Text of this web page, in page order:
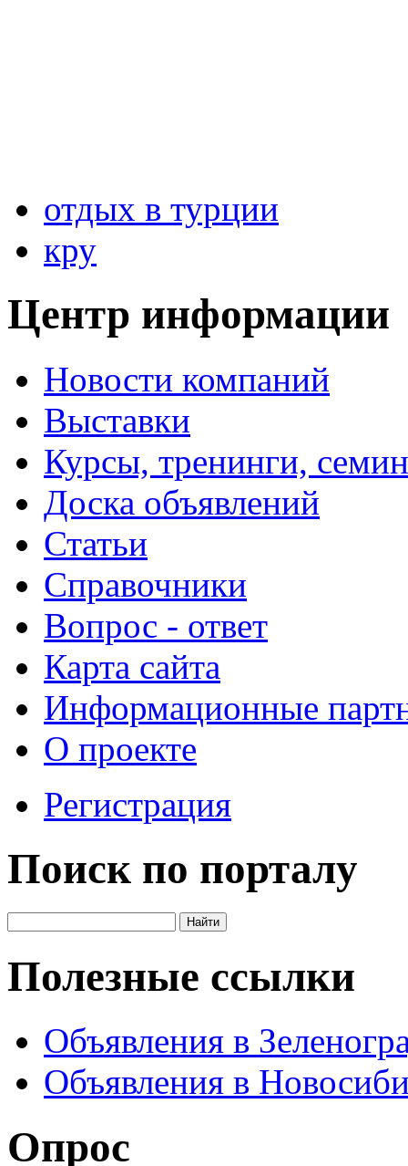
отдых в турции
кру
Центр информации
Новости компаний
Выставки
Курсы, тренинги,
Доска объявлений
Статьи
Справочники
Вопрос - ответ
Карта сайта
Информационные
О проекте
Регистрация
Поиск по порталу
Полезные ссылки
Объявления в
Объявления в
Опрос